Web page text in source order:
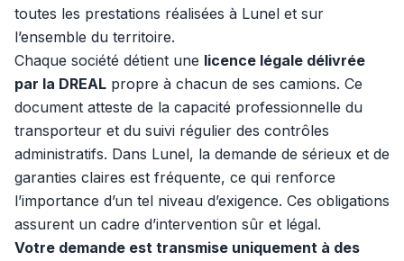
toutes les prestations réalisées à Lunel et sur
l’ensemble du territoire.
Chaque société détient une licence légale délivrée
par la DREAL propre à chacun de ses camions. Ce
document atteste de la capacité professionnelle du
transporteur et du suivi régulier des contrôles
administratifs. Dans Lunel, la demande de sérieux et de
garanties claires est fréquente, ce qui renforce
l’importance d’un tel niveau d’exigence. Ces obligations
assurent un cadre d’intervention sûr et légal.
Votre demande est transmise uniquement à des